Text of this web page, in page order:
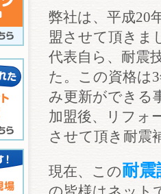
弊社は、平成20
盟させて頂きま
代表自ら、耐震
た。この資格は
み更新ができる
加盟後、リフォ
させて頂き耐震
現在、この耐